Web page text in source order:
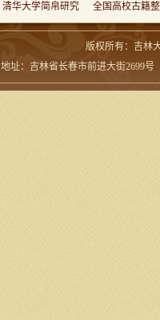
清华大学简帛研究 全国高校古籍
版权所有：吉林
地址：吉林省长春市前进大街2699号